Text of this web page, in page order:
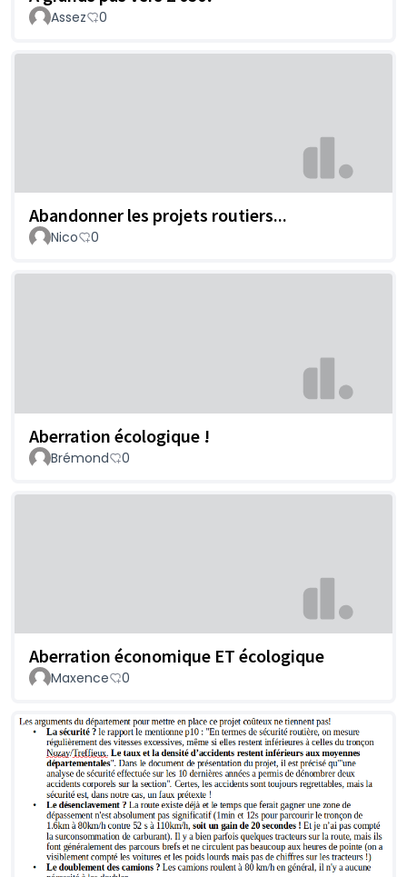
Assez 0
Abandonner les projets routiers...
Nico 0
Aberration écologique !
Brémond 0
Aberration économique ET écologique
Maxence 0